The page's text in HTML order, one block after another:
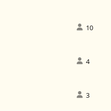
10
4
3